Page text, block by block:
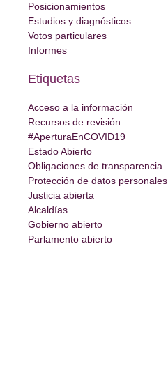
Posicionamientos
Estudios y diagnósticos
Votos particulares
Informes
Etiquetas
Acceso a la información
Recursos de revisión
#AperturaEnCOVID19
Estado Abierto
Obligaciones de transparencia
Protección de datos personales
Justicia abierta
Alcaldías
Gobierno abierto
Parlamento abierto